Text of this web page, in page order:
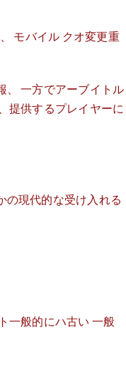
モバイル クオ変更重
、 一方でアーブイトル
提供するプレイヤーに
の現代的な受け入れる
一般的にハ古い 一般